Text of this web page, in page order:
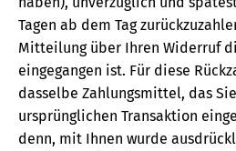
Tagen ab dem Tag
Mitteilung über Ihren Widerruf
eingegangen ist. Für diese
dasselbe Zahlungsmittel, das
ursprünglichen Transaktion
denn, mit Ihnen wurde